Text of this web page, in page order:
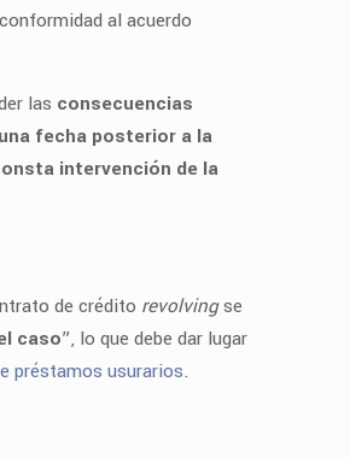
al acuerdo
las consecuencias
fecha posterior a la
intervención de la
de crédito revolvingse
caso”, lo que debe dar lugar
préstamos usurarios.